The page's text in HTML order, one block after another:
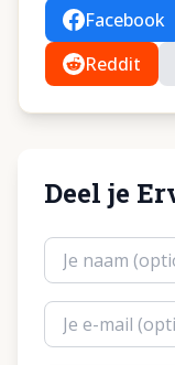
Facebook
Reddit
Deel je